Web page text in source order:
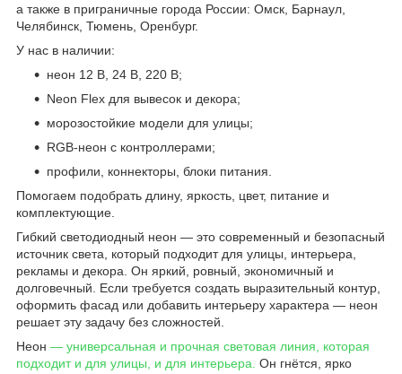
а также в приграничные города России: Омск, Барнаул,
Челябинск, Тюмень, Оренбург.
У нас в наличии:
неон 12 В, 24 В, 220 В;
Neon Flex для вывесок и декора;
морозостойкие модели для улицы;
RGB-неон с контроллерами;
профили, коннекторы, блоки питания.
Помогаем подобрать длину, яркость, цвет, питание и
комплектующие.
Гибкий светодиодный неон — это современный и безопасный
источник света, который подходит для улицы, интерьера,
рекламы и декора. Он яркий, ровный, экономичный и
долговечный. Если требуется создать выразительный контур,
оформить фасад или добавить интерьеру характера — неон
решает эту задачу без сложностей.
Неон — универсальная и прочная световая линия, которая
подходит и для улицы, и для интерьера. Он гнётся, ярко